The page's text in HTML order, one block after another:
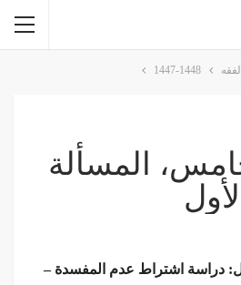
1447-1448
المسألة
الأول: دراسة اشتراط عدم المفسدة –